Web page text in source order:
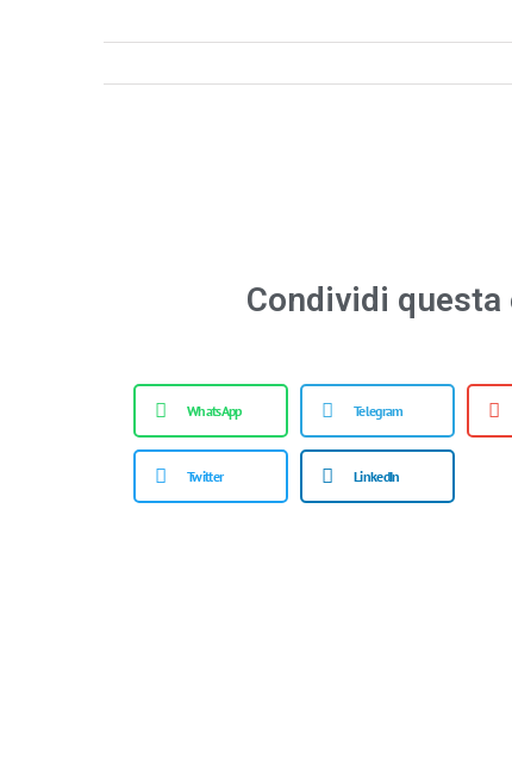
Condividi questa
WhatsApp Telegram
Twitter LinkedIn